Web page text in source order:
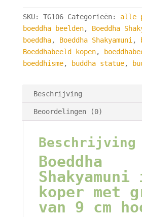
groen
-
cm
SKU: TG106 Categorieën: alle
boeddha beelden, Boeddha
boeddha, Boeddha Shakyamuni ,
Boeddhabeeld kopen,
boeddhisme, buddha statue,
Beschrijving
Beoordelingen (0)
Beschrijving
Boeddha
Shakyamuni
koper met
van 9 cm